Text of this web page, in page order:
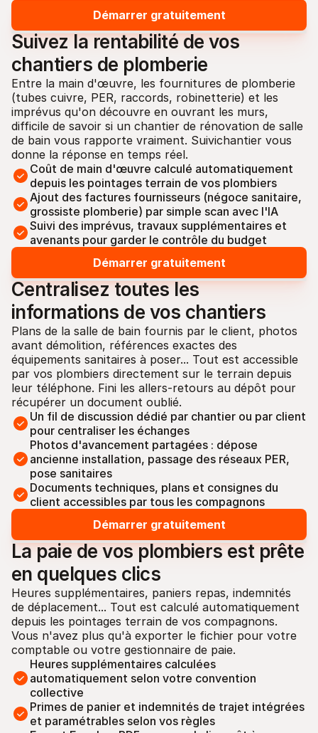
Démarrer gratuitement
Suivez la rentabilité de vos
chantiers de plomberie
Entre la main d'œuvre, les fournitures de plomberie
(tubes cuivre, PER, raccords, robinetterie) et les
imprévus qu'on découvre en ouvrant les murs,
difficile de savoir si un chantier de rénovation de salle
de bain vous rapporte vraiment. Suivichantier vous
donne la réponse en temps réel.
Coût de main d'œuvre calculé automatiquement
depuis les pointages terrain de vos plombiers
Ajout des factures fournisseurs (négoce sanitaire,
grossiste plomberie) par simple scan avec l'IA
Suivi des imprévus, travaux supplémentaires et
avenants pour garder le contrôle du budget
Démarrer gratuitement
Centralisez toutes les
informations de vos chantiers
Plans de la salle de bain fournis par le client, photos
avant démolition, références exactes des
équipements sanitaires à poser... Tout est accessible
par vos plombiers directement sur le terrain depuis
leur téléphone. Fini les allers-retours au dépôt pour
récupérer un document oublié.
Un fil de discussion dédié par chantier ou par client
pour centraliser les échanges
Photos d'avancement partagées : dépose
ancienne installation, passage des réseaux PER,
pose sanitaires
Documents techniques, plans et consignes du
client accessibles par tous les compagnons
Démarrer gratuitement
La paie de vos plombiers est prête
en quelques clics
Heures supplémentaires, paniers repas, indemnités
de déplacement... Tout est calculé automatiquement
depuis les pointages terrain de vos compagnons.
Vous n'avez plus qu'à exporter le fichier pour votre
comptable ou votre gestionnaire de paie.
Heures supplémentaires calculées
automatiquement selon votre convention
collective
Primes de panier et indemnités de trajet intégrées
et paramétrables selon vos règles